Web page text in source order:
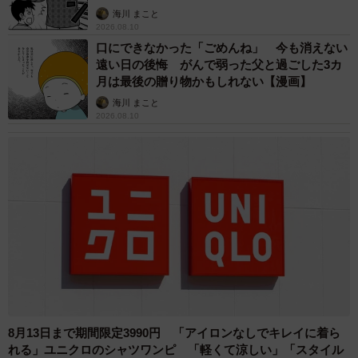
海川 まこと
2026.08.10
口にできなかった「ごめんね」 今も消えない
遠い日の後悔 がんで弱った父と過ごした3カ
月は最後の贈り物かもしれない【漫画】
海川 まこと
2026.08.10
8月13日まで期間限定3990円 「アイロンなしでキレイに着ら
れる」ユニクロのシャツワンピ 「軽くて涼しい」「スタイル